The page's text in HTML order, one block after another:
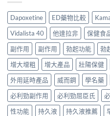
買
建
議〉
中
讀
用
法
用
完
整
教
學〉
中
港
用
家
真
服
用
經
驗
與
安
全
評
價：
香
港
用
家
真
實
服
用
報
告
Dapoxetine ED藥物比較
Vidalista 40
他達拉非 保健食
副作用
副作用 勃起功能 勃
增大增粗
增大產品 壯陽保健
外用延時產品
威而鋼 學名藥
必利勁副作用
必利勁屈臣氏
性功能
持久液 持久液推薦